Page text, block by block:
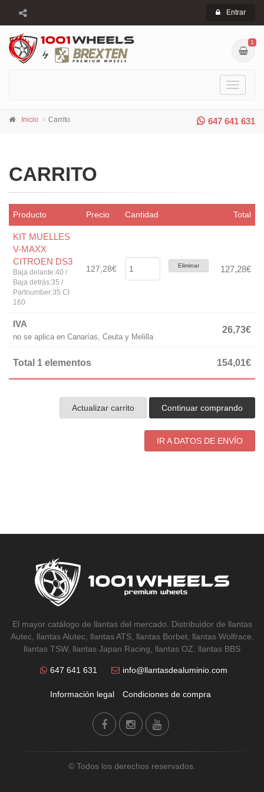
Entrar
1
Toggle
647 641 631
Inicio Carrito
CARRITO
Producto Precio Cantidad Total
KIT MUELLES
V-MAXX
CITROEN DS3
Baja delante:40 /
Baja detrás:35 /
Partnumber:35 CI
160
127,28€ Eliminar 127,28€
IVA
no se aplica en Canarías, Ceuta y Melilla
26,73€
Total 1 elementos 154,01€
Actualizar carrito Continuar comprando
IR A DATOS DE ENVÍO
El mayor catálogo de llantas del mercado. Distribuidor de llantas
Autec, llantas Alutec, llantas ATS, llantas Borbet, llantas Wolfrace,
llantas TSW, llantas Japan Racing, llantas OZ, llantas BBS
647 641 631 info@llantasdealuminio.com
Información legal Condiciones de compra
© Todos los derechos reservados.